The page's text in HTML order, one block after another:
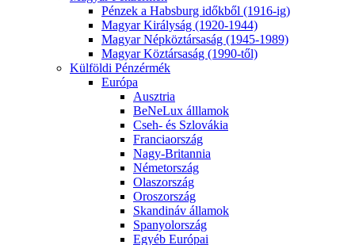
Pénzek a Habsburg időkből (1916-ig)
Magyar Királyság (1920-1944)
Magyar Népköztársaság (1945-1989)
Magyar Köztársaság (1990-től)
Külföldi Pénzérmék
Európa
Ausztria
BeNeLux álllamok
Cseh- és Szlovákia
Franciaország
Nagy-Britannia
Németország
Olaszország
Oroszország
Skandináv államok
Spanyolország
Egyéb Európai